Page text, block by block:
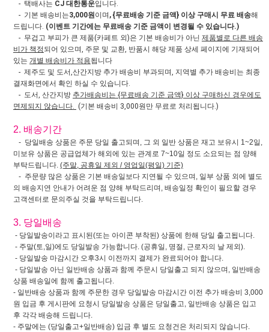
- 택배사는 CJ 대한통운입니다.
- 기본 배송비는3,000원이며 , {무료배송 기준 금액} 이상 구매시 무료 배송해
드립니다. (이벤트 기간에는 무료배송 기준 금액이 변경될 수 있습니다.)
- 무겁고 부피가 큰 제품(카페트 외)은 기본 배송비가 아닌 제품별로 다른 배송
비가 책정되어 있으며, 주문 및 교환, 반품시 해당 제품 상세 페이지에 기재되어
있는 개별 배송비가 적용됩니다
- 제주도 및 도서,산간지방 추가 배송비 부과되며, 지역별 추가 배송비는 최종
결재화면에서 확인 하실 수 있습니다.
- 도서, 산간지방 추가배송비는 {무료배송 기준 금액} 이상 구매하신 경우에도
면제되지 않습니다. (기본 배송비 3,000원만 무료로 처리됩니다.)
2. 배송기간
- 당일배송 상품은 주문 당일 출고되며, 그 외 일반 상품은 재고 보유시 1~2일,
미보유 상품은 공급업체가 해외에 있는 관계로 7~10일 정도 소요되는 점 양해
부탁드립니다. (주말, 공휴일 제외 / 영업일(평일) 기준)
- 주문량 많은 상품은 기본 배송일보다 지연될 수 있으며, 일부 상품 외에 별도
의 배송지연 안내가 어려운 점 양해 부탁드리며, 배송일정 확인이 필요할 경우
고객센터로 문의주실 것을 부탁드립니다.
3. 당일배송
- 당일발송이라고 표시된(또는 아이콘 부착된) 상품에 한해 당일 출고됩니다.
- 주말(토,일)에도 당일발송 가능합니다. (공휴일, 명절, 근로자의 날 제외).
- 당일발송 마감시간 오후3시 이전까지 결제가 완료되어야 합니다.
- 당일발송 아닌 일반배송 상품과 함께 주문시 당일출고 되지 않으며, 일반배송
상품 배송일에 함께 출고됩니다.
- 일반배송 상품과 함께 주문한 경우 당일발송 마감시간 이전 추가 배송비 3,000
원 입금 후 게시판에 요청시 당일발송 상품은 당일출고, 일반배송 상품은 입고
후 각각 배송해 드립니다.
- 주말에는 (당일출고+일반배송) 입금 후 별도 요청건은 처리되지 않습니다.